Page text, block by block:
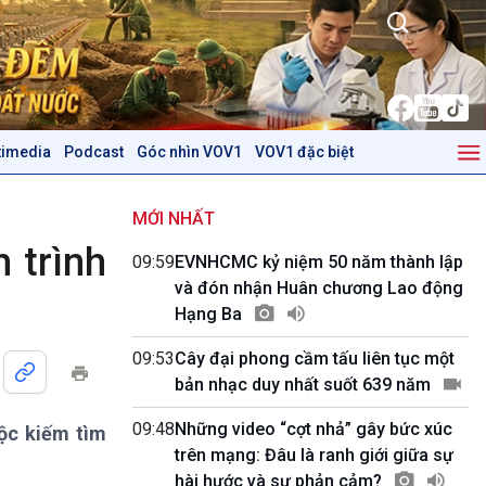
Podcast Góc nhìn VOV1 VOV1 đặc biệt
Trước giờ mở cửa
Dòng chảy Kinh tế
Tuyên chiến với gian lận
thương mại
Mùa vàng
Biển đảo Việt Nam
Tâm tình biên giới và hải
Tìm hiểu biển, đảo Việt
Nam
Podcast
Góc nhìn VOV1
Bình luận
trình
kiếm tìm
MỚI NHẤT
09:59EVNHCMC kỷ niệm 50 năm thành lập
và đón nhận Huân chương Lao động
Hạng Ba
09:53Cây đại phong cầm tấu liên tục một
bản nhạc duy nhất suốt 639 năm
09:48Những video “cợt nhả” gây bức xúc
trên mạng: Đâu là ranh giới giữa sự
hài hước và sự phản cảm?